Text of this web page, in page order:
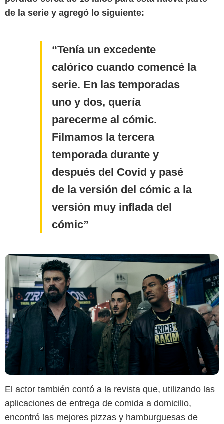
de la serie y agregó lo siguiente:
Tenía un excedente
calórico cuando comencé la
serie. En las temporadas
uno y dos, quería
parecerme al cómic.
Filmamos la tercera
temporada durante y
después del Covid y pasé
de la versión del cómic a la
versión muy inflada del
cómic
IMDb
El actor también contó a la revista que, utilizando las
aplicaciones de entrega de comida a domicilio,
encontró las mejores pizzas y hamburguesas de